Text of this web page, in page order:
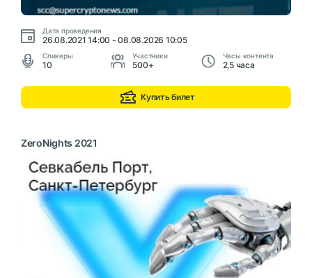
Дата проведения
26.08.2021 14:00 - 08.08.2026 10:05
Cпикеры
10
Участники
500+
Часы контента
2,5 часа
Купить билет
ZeroNights 2021